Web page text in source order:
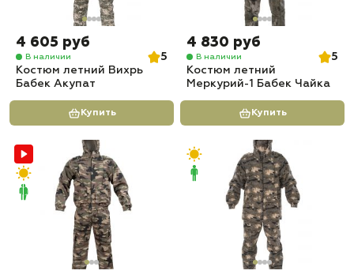
4 605 руб
В наличии
5
Костюм летний Вихрь
Бабек Акупат
Купить
4 830 руб
В наличии
5
Костюм летний
Меркурий-1 Бабек Чайка
Купить